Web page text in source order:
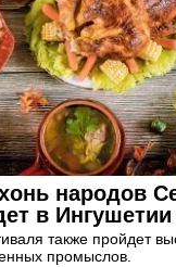
народов
в Ингушетии
также пройдет
промыслов.